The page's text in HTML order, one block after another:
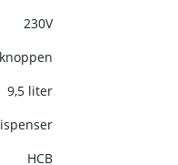
230V
9,5 liter
HCB